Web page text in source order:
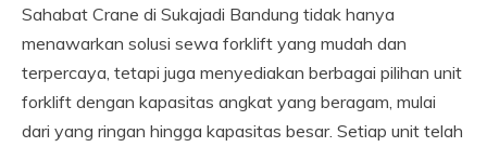
Sahabat Crane di Sukajadi Bandung tidak hanya
menawarkan solusi sewa forklift yang mudah dan
terpercaya, tetapi juga menyediakan berbagai pilihan unit
forklift dengan kapasitas angkat yang beragam, mulai
dari yang ringan hingga kapasitas besar. Setiap unit telah